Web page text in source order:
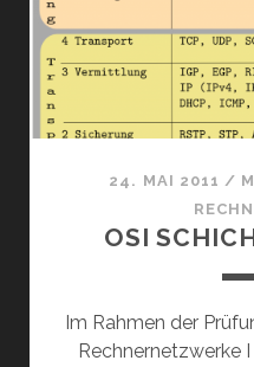
24. MAI 2011 /
OSI
Im Rahmen der
Rechnernetzwerke